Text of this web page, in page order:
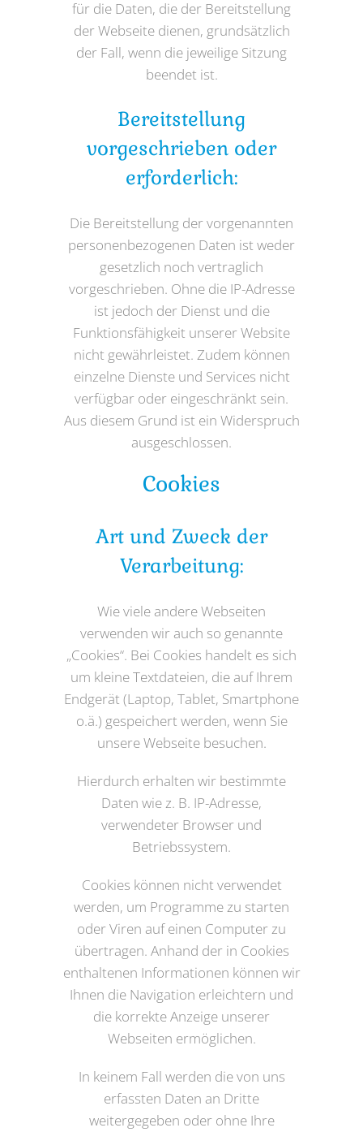
für die Daten, die der Bereitstellung
der Webseite dienen, grundsätzlich
der Fall, wenn die jeweilige Sitzung
beendet ist.
Bereitstellung
vorgeschrieben oder
erforderlich:
Die Bereitstellung der vorgenannten
personenbezogenen Daten ist weder
gesetzlich noch vertraglich
vorgeschrieben. Ohne die IP-Adresse
ist jedoch der Dienst und die
Funktionsfähigkeit unserer Website
nicht gewährleistet. Zudem können
einzelne Dienste und Services nicht
verfügbar oder eingeschränkt sein.
Aus diesem Grund ist ein Widerspruch
ausgeschlossen.
Cookies
Art und Zweck der
Verarbeitung:
Wie viele andere Webseiten
verwenden wir auch so genannte
„Cookies“. Bei Cookies handelt es sich
um kleine Textdateien, die auf Ihrem
Endgerät (Laptop, Tablet, Smartphone
o.ä.) gespeichert werden, wenn Sie
unsere Webseite besuchen.
Hierdurch erhalten wir bestimmte
Daten wie z. B. IP-Adresse,
verwendeter Browser und
Betriebssystem.
Cookies können nicht verwendet
werden, um Programme zu starten
oder Viren auf einen Computer zu
übertragen. Anhand der in Cookies
enthaltenen Informationen können wir
Ihnen die Navigation erleichtern und
die korrekte Anzeige unserer
Webseiten ermöglichen.
In keinem Fall werden die von uns
erfassten Daten an Dritte
weitergegeben oder ohne Ihre